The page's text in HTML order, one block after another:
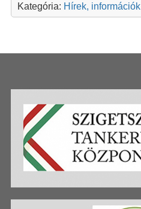
Kategória: Hírek, információk